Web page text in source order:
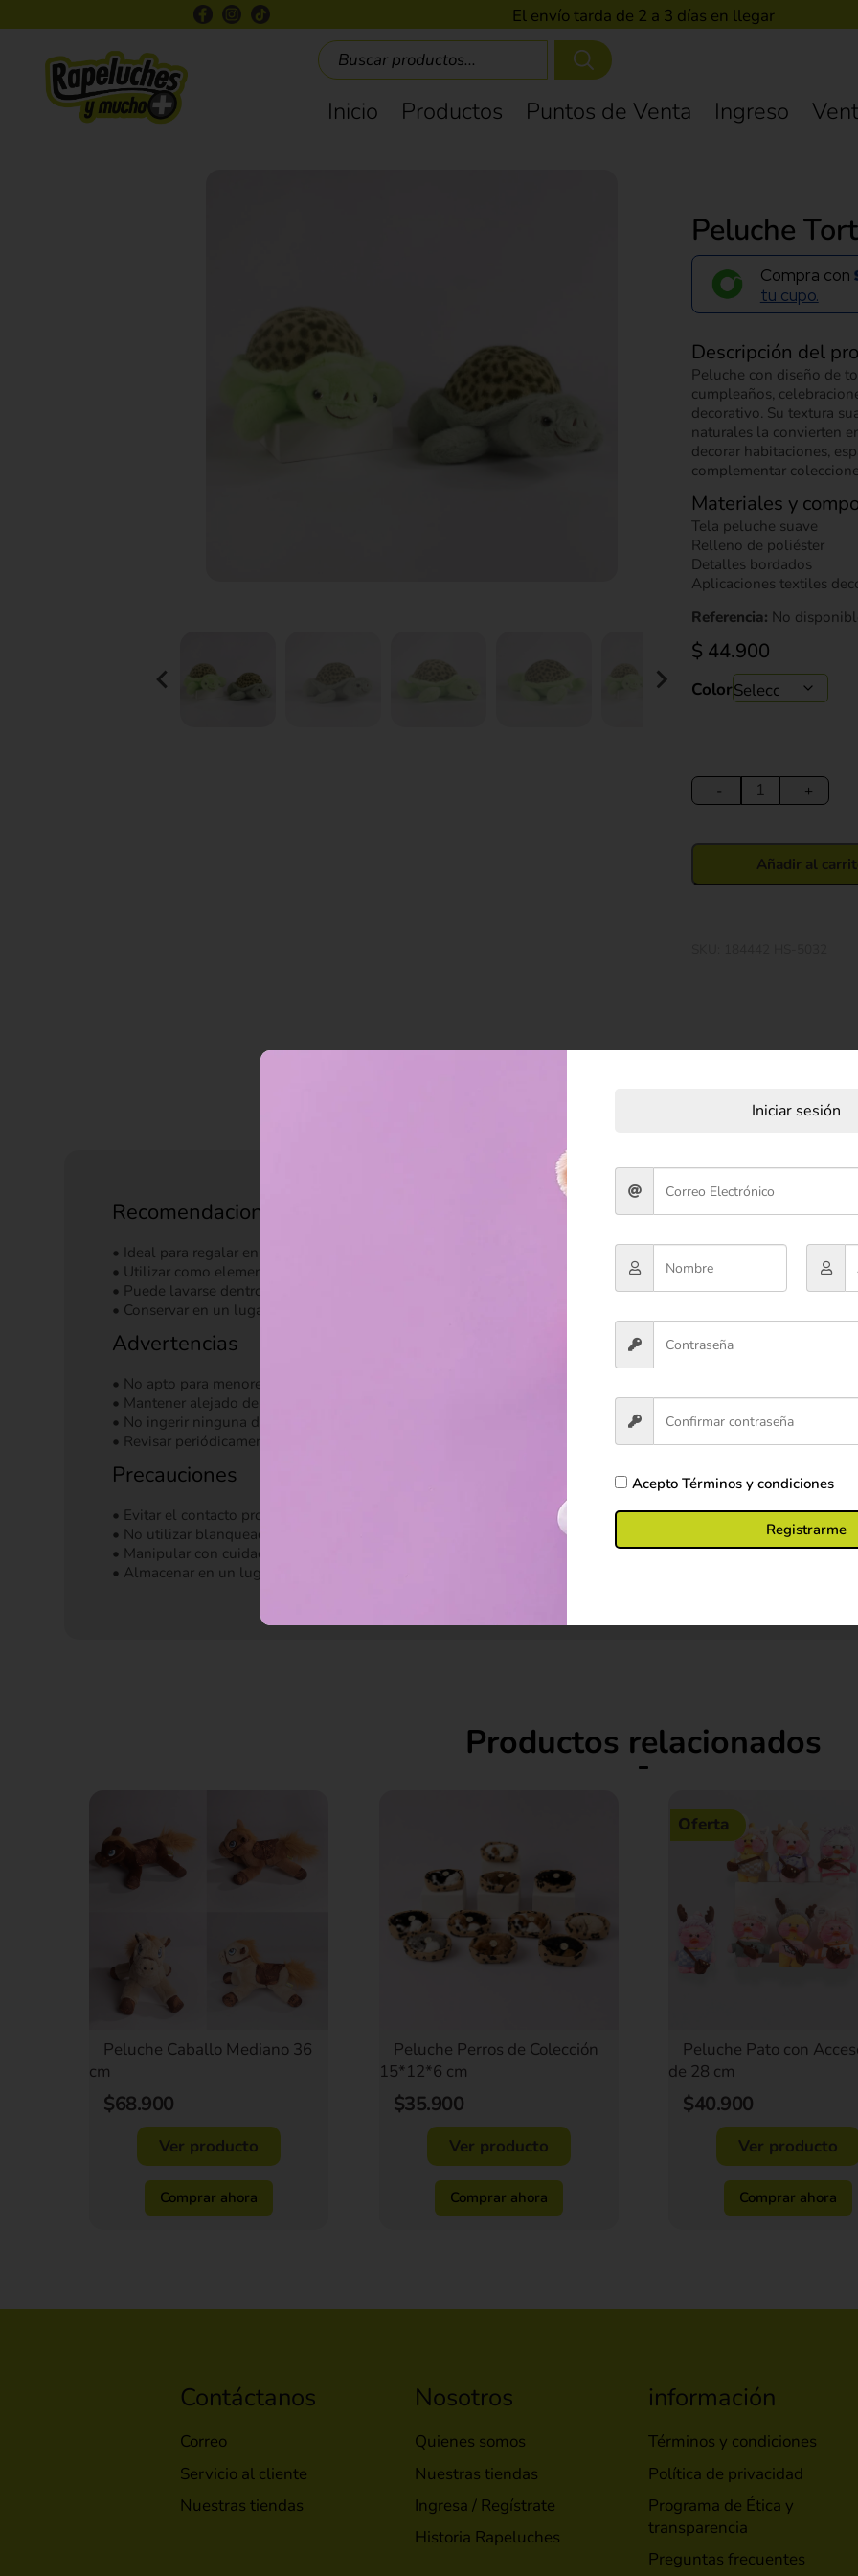
El envío tarda de 2 a 3 días en llegar
Inicio Productos Puntos de Venta Ingreso
Peluche
Compra con
tu cupo.
Descripción del
Peluche con diseño de
cumpleaños,
decorativo. Su textura
naturales la convierten
decorar habitaciones,
complementar
Materiales y
Tela peluche suave
Relleno de poliéster
Detalles bordados
Aplicaciones textiles
Referencia: No
$ 44.900
Color
-
Tortuga
30
+
Añadir al
Recomendaciones de uso
• Ideal para regalar en fechas especiales.
• Utilizar como elemento decorativo en habitaciones, salas o espacios infantiles.
• Puede lavarse dentro de una bolsa de tela en ciclo suave.
• Conservar en un lugar limpio y seco.
Advertencias
• No apto para menores de 3 años sin supervisión de un adulto.
• Mantener alejado del fuego y de fuentes directas de calor.
• No ingerir ninguna de las partes del producto.
• Revisar periódicamente el estado de las costuras y acabados.
Precauciones
• Evitar el contacto prolongado con humedad excesiva.
• No utilizar blanqueadores ni productos abrasivos para su limpieza.
• Manipular con cuidado para conservar su forma y apariencia.
• Almacenar en un lugar fresco y seco cuando no esté en uso.
Productos relacionados
Peluche Caballo Mediano 36
cm
$68.900
Ver producto
Comprar ahora
Peluche Perros de Colección
15*12*6 cm
$35.900
Ver producto
Comprar ahora
Oferta
Peluche Pato con
de 28 cm
$40.900
Ver producto
Comprar ahora
Contáctanos
Correo
Servicio al cliente
Nuestras tiendas
Nosotros
Quienes somos
Nuestras tiendas
Ingresa / Regístrate
Historia Rapeluches
información
Términos y condiciones
Política de privacidad
Programa de Ética y
transparencia
Preguntas frecuentes
Iniciar sesión
Acepto Términos y condiciones
Registrarme